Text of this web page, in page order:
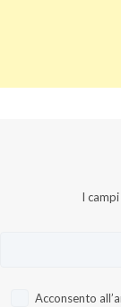
I
Acconsento